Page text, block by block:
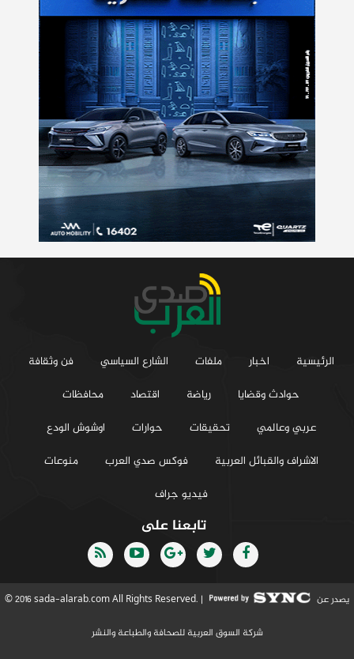
الرئيسية اخبار ملفات الشارع السياسي
فن وثقافة
حوادث وقضايا
رياضة اقتصاد
محافظات
عربي وعالمي
تحقيقات حوارات
اوشوش الودع
الاشراف والقبائل العربية
فوكس صدي العرب
منوعات
فيديو جراف
تابعنا على
© 2016 sada-alarab.com All Rights Reserved. | يصدر عن
شركة السوق العربية للصحافة والطباعة والنشر